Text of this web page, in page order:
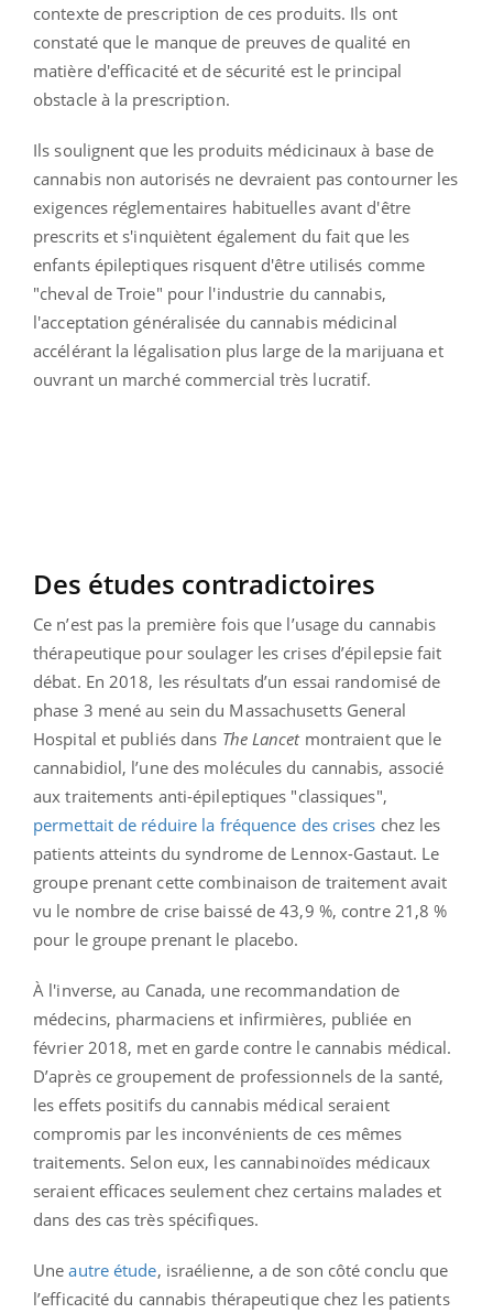
contexte de prescription de ces produits. Ils ont
constaté que le manque de preuves de qualité en
matière d'efficacité et de sécurité est le principal
obstacle à la prescription.
Ils soulignent que les produits médicinaux à base de
cannabis non autorisés ne devraient pas contourner les
exigences réglementaires habituelles avant d'être
prescrits et s'inquiètent également du fait que les
enfants épileptiques risquent d'être utilisés comme
"cheval de Troie" pour l'industrie du cannabis,
l'acceptation généralisée du cannabis médicinal
accélérant la légalisation plus large de la marijuana et
ouvrant un marché commercial très lucratif.
Des études contradictoires
Ce n’est pas la première fois que l’usage du cannabis
thérapeutique pour soulager les crises d’épilepsie fait
débat. En 2018, les résultats d’un essai randomisé de
phase 3 mené au sein du Massachusetts General
Hospital et publiés dans The Lancetmontraient que le
cannabidiol, l’une des molécules du cannabis, associé
aux traitements anti-épileptiques "classiques",
permettait de réduire la fréquence des crises chez les
patients atteints du syndrome de Lennox-Gastaut. Le
groupe prenant cette combinaison de traitement avait
vu le nombre de crise baissé de 43,9 %, contre 21,8 %
pour le groupe prenant le placebo.
À l'inverse, au Canada, une recommandation de
médecins, pharmaciens et infirmières, publiée en
février 2018, met en garde contre le cannabis médical.
D’après ce groupement de professionnels de la santé,
les effets positifs du cannabis médical seraient
compromis par les inconvénients de ces mêmes
traitements. Selon eux, les cannabinoïdes médicaux
seraient efficaces seulement chez certains malades et
dans des cas très spécifiques.
Uneautre étude, israélienne, a de son côté conclu que
l’efficacité du cannabis thérapeutique chez les patients